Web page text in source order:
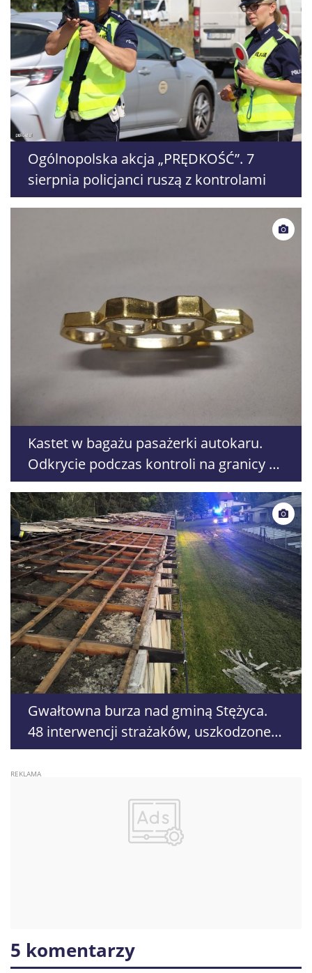
Ogólnopolska akcja „PRĘDKOŚĆ”. 7
sierpnia policjanci ruszą z kontrolami
Kastet w bagażu pasażerki autokaru.
Odkrycie podczas kontroli na granicy w
Dorohusku
Gwałtowna burza nad gminą Stężyca.
48 interwencji strażaków, uszkodzone
domy i samochody
5 komentarzy